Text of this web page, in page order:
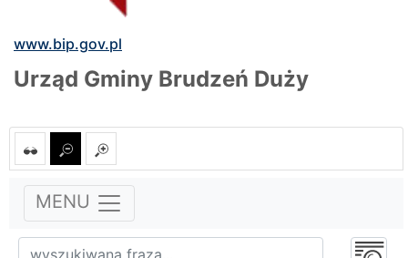
www.bip.gov.pl
Urząd Gminy Brudzeń Duży
MENU